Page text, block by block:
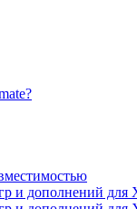
и дополнений для